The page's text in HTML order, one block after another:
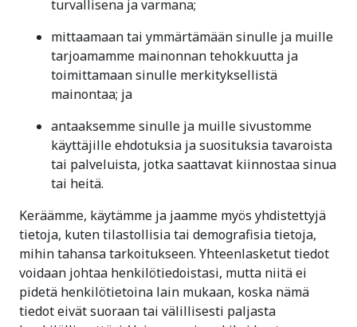
turvallisena ja varmana;
mittaamaan tai ymmärtämään sinulle ja muille
tarjoamamme mainonnan tehokkuutta ja
toimittamaan sinulle merkityksellistä
mainontaa; ja
antaaksemme sinulle ja muille sivustomme
käyttäjille ehdotuksia ja suosituksia tavaroista
tai palveluista, jotka saattavat kiinnostaa sinua
tai heitä.
Keräämme, käytämme ja jaamme myös yhdistettyjä
tietoja, kuten tilastollisia tai demografisia tietoja,
mihin tahansa tarkoitukseen. Yhteenlasketut tiedot
voidaan johtaa henkilötiedoistasi, mutta niitä ei
pidetä henkilötietoina lain mukaan, koska nämä
tiedot eivät suoraan tai välillisesti paljasta